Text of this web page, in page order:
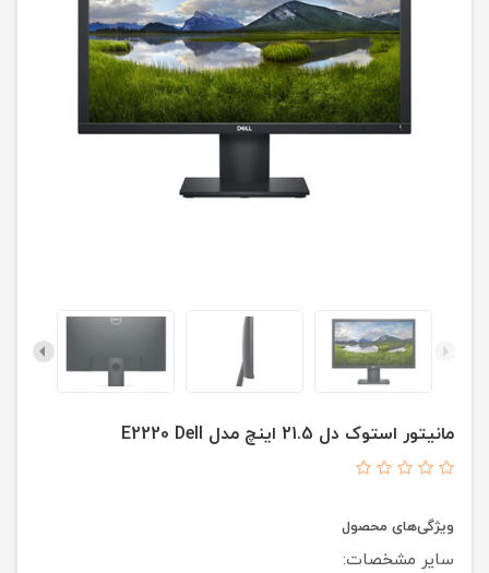
مانیتور استوک دل 21.5 اینچ مدل E2220 Dell
ویژگی‌های محصول
سایر مشخصات: